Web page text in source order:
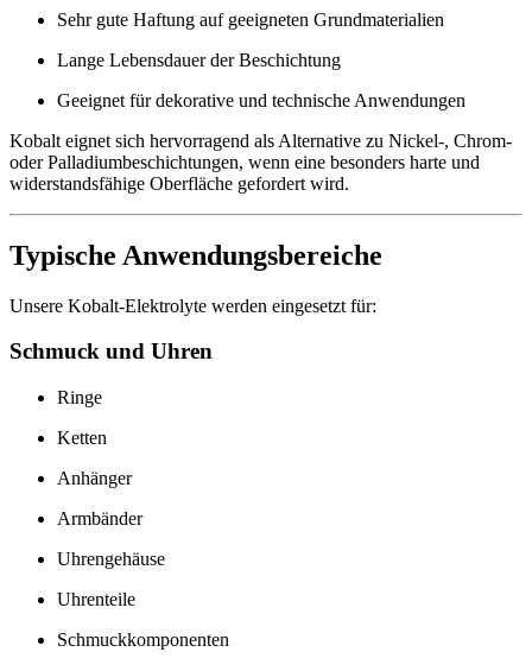
Sehr gute Haftung auf geeigneten Grundmaterialien
Lange Lebensdauer der Beschichtung
Geeignet für dekorative und technische Anwendungen
Kobalt eignet sich hervorragend als Alternative zu Nickel-, Chrom-
oder Palladiumbeschichtungen, wenn eine besonders harte und
widerstandsfähige Oberfläche gefordert wird.
Typische Anwendungsbereiche
Unsere Kobalt-Elektrolyte werden eingesetzt für:
Schmuck und Uhren
Ringe
Ketten
Anhänger
Armbänder
Uhrengehäuse
Uhrenteile
Schmuckkomponenten